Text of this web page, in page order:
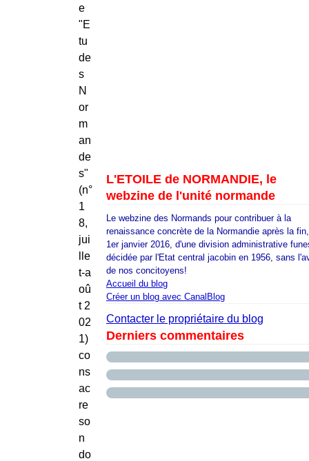
e
"E
tu
de
s
N
or
m
an
de
s"
(n°
1
8,
jui
lle
t-a
oû
t 2
02
1)
co
ns
ac
re
so
n
do
L'ETOILE de NORMANDIE, le
webzine de l'unité normande
Le webzine des Normands pour contribuer à la
renaissance concrète de la Normandie après la
1er janvier 2016, d'une division administrative
décidée par l'Etat central jacobin en 1956, sans
de nos concitoyens!
Accueil du blog
Créer un blog avec CanalBlog
Contacter le propriétaire du blog
Derniers commentaires